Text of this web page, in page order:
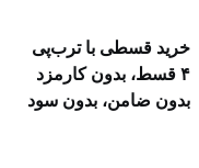
خرید قسطی با ترب‌پی
۴ قسط، بدون کارمزد
بدون ضامن، بدون سود